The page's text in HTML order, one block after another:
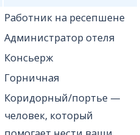
Работник на ресепшене
Администратор отеля
Консьерж
Горничная
Коридорный/портье —
человек, который